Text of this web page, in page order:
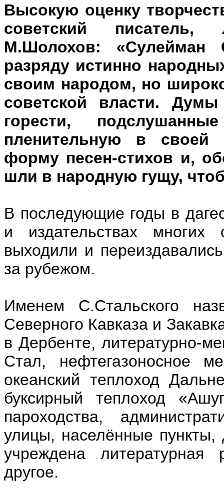
Высокую оценку
советский писатель,
М.Шолохов: «Сулейман
разряду истинно
своим народом, но
советской власти.
горести,
пленительную в своей
форму песен-стихов и,
шли в народную гущу,
В последующие годы в
и издательствах
выходили и
за рубежом.
Именем С.Стальского
Северного Кавказа и
в Дербенте, литературно-
Стал, нефтегазоносное
океанский теплоход
буксирный теплоход
пароходства,
улицы, населённые
учреждена литературная
другое.